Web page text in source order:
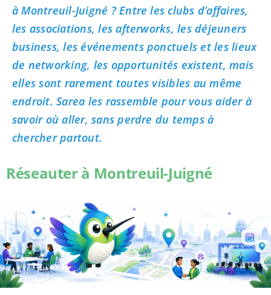
à Montreuil-Juigné ? Entre les clubs d’affaires,
les associations, les afterworks, les déjeuners
business, les événements ponctuels et les lieux
de networking, les opportunités existent, mais
elles sont rarement toutes visibles au même
endroit. Sarea les rassemble pour vous aider à
savoir où aller, sans perdre du temps à
chercher partout.
Réseauter à Montreuil-Juigné